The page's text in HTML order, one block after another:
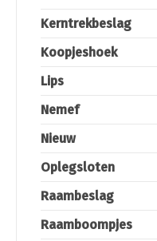
Kerntrekbeslag
Koopjeshoek
Lips
Nemef
Nieuw
Oplegsloten
Raambeslag
Raamboompjes